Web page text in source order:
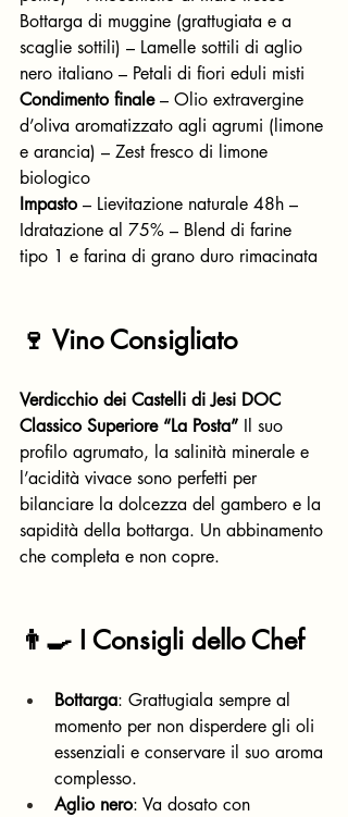
Bottarga di muggine (grattugiata e a
scaglie sottili) – Lamelle sottili di aglio
nero italiano – Petali di fiori eduli misti
Condimento finale – Olio extravergine
d’oliva aromatizzato agli agrumi (limone
e arancia) – Zest fresco di limone
biologico
Impasto – Lievitazione naturale 48h –
Idratazione al 75% – Blend di farine
tipo 1 e farina di grano duro rimacinata
🍷 Vino Consigliato
Verdicchio dei Castelli di Jesi DOC
Classico Superiore “La Posta” Il suo
profilo agrumato, la salinità minerale e
l’acidità vivace sono perfetti per
bilanciare la dolcezza del gambero e la
sapidità della bottarga. Un abbinamento
che completa e non copre.
👨‍🍳 I Consigli dello Chef
Bottarga: Grattugiala sempre al
momento per non disperdere gli oli
essenziali e conservare il suo aroma
complesso.
Aglio nero: Va dosato con